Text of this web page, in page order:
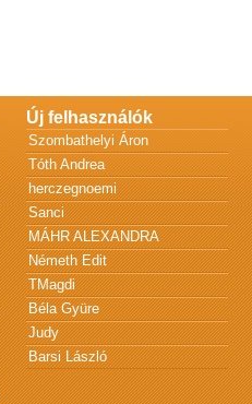
Új felhasználók
Szombathelyi Áron
Tóth Andrea
herczegnoemi
Sanci
MÁHR ALEXANDRA
Németh Edit
TMagdi
Béla Gyüre
Judy
Barsi László